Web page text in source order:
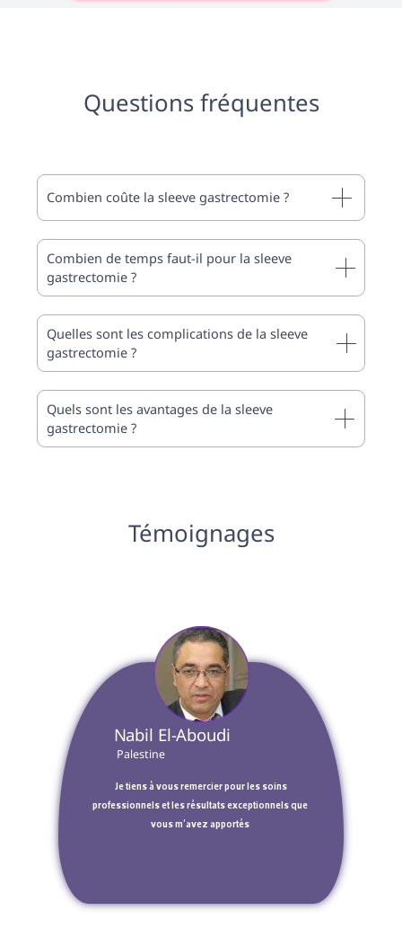
Questions fréquentes
Combien coûte la sleeve gastrectomie ?
Combien de temps faut-il pour la sleeve
gastrectomie ?
Quelles sont les complications de la sleeve
gastrectomie ?
Quels sont les avantages de la sleeve
gastrectomie ?
Témoignages
Nabil El-Aboudi
Palestine
professionnels et les résultats exceptionnels que
vous m'avez apportés